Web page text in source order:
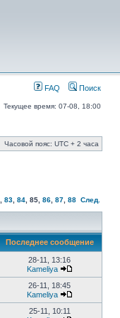
FAQ Поиск
Текущее время: 07-08, 18:00
Часовой пояс: UTC + 2 часа
83 84 85 86 87 88 След.
Последнее сообщение
28-11, 13:16
Kameliya
26-11, 18:45
Kameliya
25-11, 10:11